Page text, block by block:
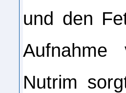
und den
Nutrim